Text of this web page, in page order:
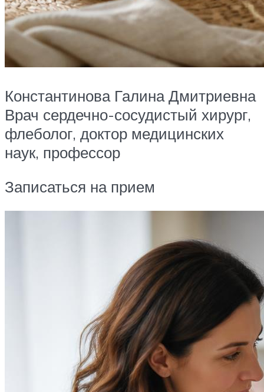
Константинова Галина Дмитриевна
Врач сердечно-сосудистый хирург,
флеболог, доктор медицинских
наук, профессор
Записаться на прием